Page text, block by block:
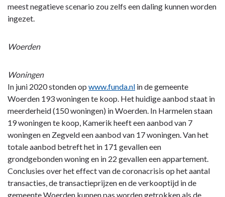
meest negatieve scenario zou zelfs een daling kunnen worden
ingezet.
Woerden
Woningen
In juni 2020 stonden op www.funda.nl in de gemeente
Woerden 193 woningen te koop. Het huidige aanbod staat in
meerderheid (150 woningen) in Woerden. In Harmelen staan
19 woningen te koop, Kamerik heeft een aanbod van 7
woningen en Zegveld een aanbod van 17 woningen. Van het
totale aanbod betreft het in 171 gevallen een
grondgebonden woning en in 22 gevallen een appartement.
Conclusies over het effect van de coronacrisis op het aantal
transacties, de transactieprijzen en de verkooptijd in de
gemeente Woerden kunnen pas worden getrokken als de